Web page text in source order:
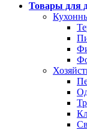
Товары для